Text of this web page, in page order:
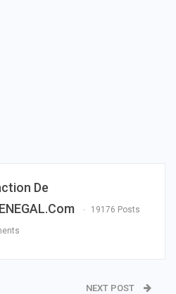
De
19176 Posts
NEXT POST